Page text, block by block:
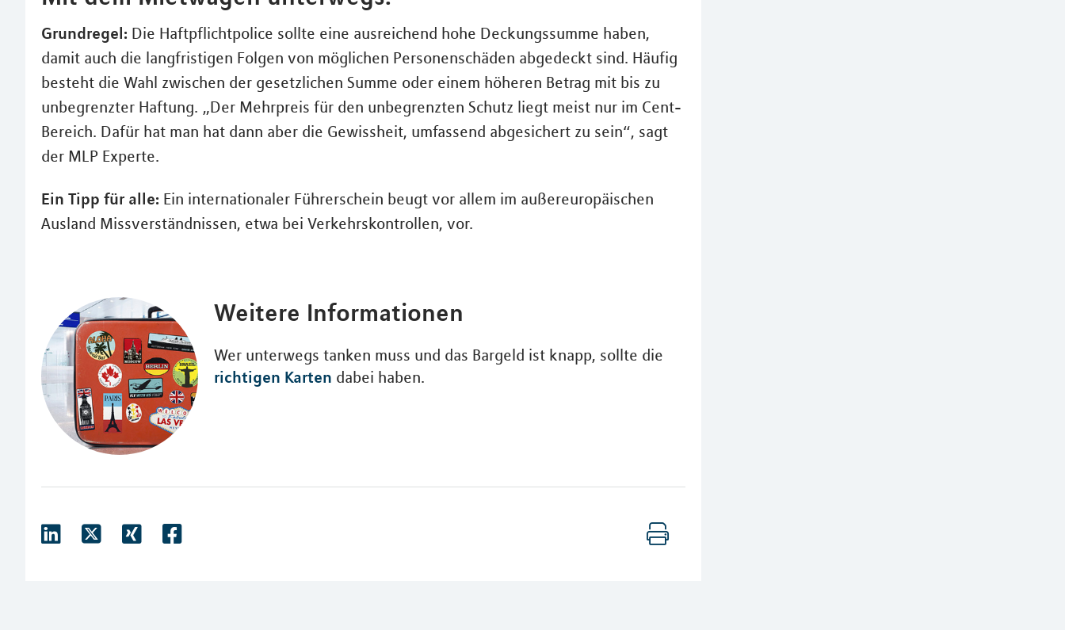
Grundregel: Die Haftpflichtpolice sollte eine ausreichend hohe Deckungssumme haben,
damit auch die langfristigen Folgen von möglichen Personenschäden abgedeckt sind. Häufig
besteht die Wahl zwischen der gesetzlichen Summe oder einem höheren Betrag mit bis zu
unbegrenzter Haftung. „Der Mehrpreis für den unbegrenzten Schutz liegt meist nur im Cent-
Bereich. Dafür hat man hat dann aber die Gewissheit, umfassend abgesichert zu sein“, sagt
der MLP Experte.
Ein Tipp für alle: Ein internationaler Führerschein beugt vor allem im außereuropäischen
Ausland Missverständnissen, etwa bei Verkehrskontrollen, vor.
Weitere Informationen
Wer unterwegs tanken muss und das Bargeld ist knapp, sollte die
richtigen Karten dabei haben.